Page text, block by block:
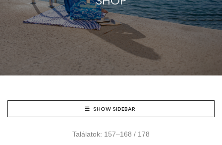
SHOW SIDEBAR
Találatok: 157–168 / 178